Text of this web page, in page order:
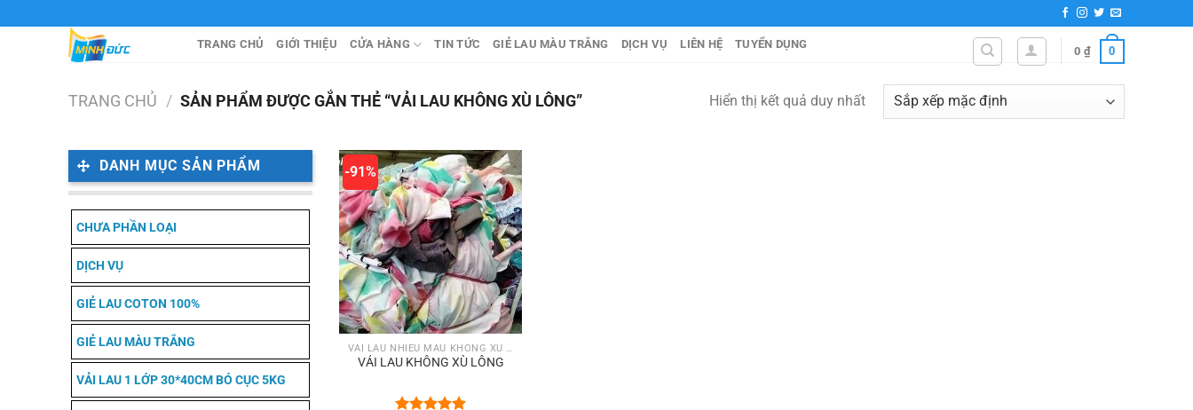
đến
TRANG CHỦ GIỚI THIỆU CỬA HÀNG TIN TỨC GIẺ LAU MÀU TRẮNG DỊCH VỤ LIÊN HỆ TUYỂN DỤNG
0 ₫ 0
TRANG CHỦ / SẢN PHẨM ĐƯỢC GẮN THẺ “VẢI LAU KHÔNG XÙ LÔNG” Hiển thị kết quả duy nhất
DANH MỤC SẢN PHẨM
CHƯA PHẦN LOẠI
DỊCH VỤ
GIẺ LAU COTON 100%
GIẺ LAU MÀU TRẮNG
VẢI LAU 1 LỚP 30*40CM BÓ CỤC 5KG
-91%
VẢI LAU NHIỀU MÀU KHÔNG XÙ LÔNG KHÔNG RA MÀU
VẢI LAU KHÔNG XÙ LÔNG